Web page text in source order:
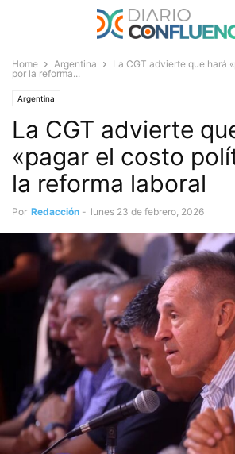
Home Argentina
La CGT advierte que hará
por la reforma...
Argentina
La CGT advierte
«pagar el costo
la reforma laboral
Por Redacción - lunes 23 de febrero, 2026